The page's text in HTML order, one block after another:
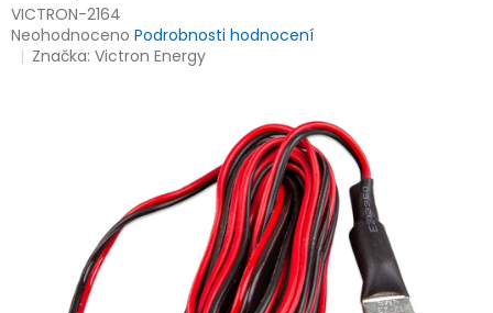
VICTRON-2164
Průměrné
hodnocení
Neohodnoceno Podrobnosti hodnocení
Značka:Victron Energy